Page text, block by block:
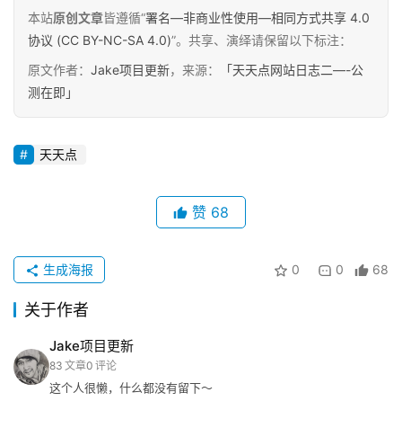
原
创
专
栏
业
碎
念
荐
&
登录
本站原创文章皆遵循“署名—非商业性使用—相同方式共享 4.0
协议 (CC BY-NC-SA 4.0)”。共享、演绎请保留以下标注：
原文作者： Jake项目更新，来源：
「天天点网站日志二—-公
测在即」
天天点
赞 68
0 0 68
生成海报
关于作者
Jake项目更新
83 文章0 评论
这个人很懒，什么都没有留下～